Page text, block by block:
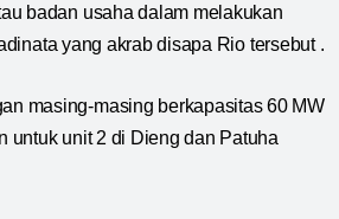
badan usaha dalam melakukan
yang akrab disapa Rio tersebut .
masing-masing berkapasitas 60 MW
untuk unit 2 di Dieng dan Patuha